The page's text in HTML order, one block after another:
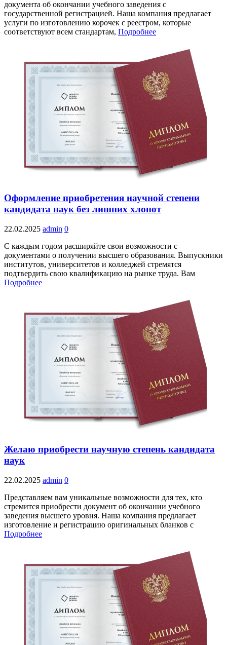
документа об окончании учебного заведения с
государственной регистрацией. Наша компания предлагает
услуги по изготовлению корочек с реестром, которые
соответствуют всем стандартам, Подробнее
Оформление приобретения научной степени
кандидата наук без лишних хлопот
22.02.2025 admin 0
С каждым годом расширяйте свои возможности с
документами о получении высшего образования. Выпускники
институтов, университетов и колледжей стремятся
подтвердить свою квалификацию на рынке труда. Вам
Подробнее
Желаю приобрести научную степень кандидата
наук
22.02.2025 admin 0
Представляем вам уникальные возможности для тех, кто
стремится приобрести документ об окончании учебного
заведения высшего уровня. Наша компания предлагает
изготовление и регистрацию оригинальных бланков с
Подробнее